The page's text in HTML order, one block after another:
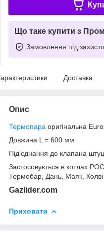
Що таке купити з
Замовлення під
Доставка
Опис
Термопара оригінальна
Довжина L = 600 мм
Під'єднання до клапана
Застосовується в котлах
Термобар, Дань, Маяк, Колві
Gazlider.com
Приховати